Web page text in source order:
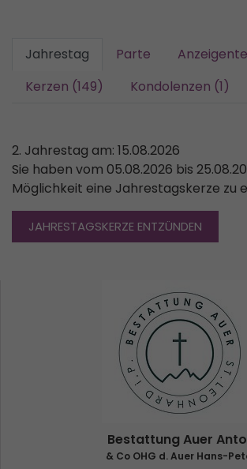
Jahrestag Parte
Kerzen (149)
Kondolenzen (1)
2. Jahrestag am: 15.08.2026
Sie haben vom 05.08.2026 bis
Möglichkeit eine Jahrestagskerze zu
JAHRESTAGSKERZE ENTZÜNDEN
Bestattung Auer
& Co OHG d. Auer Hans-